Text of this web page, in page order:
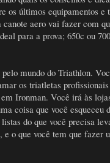
os últimos equipamentos
aero vai fazer com
para a prova; 650c ou
mundo do Triathlon.
os triatletas
Ironman. Você irá às
coisa que você esqueceu
do que você precisa
o que você tem que fazer